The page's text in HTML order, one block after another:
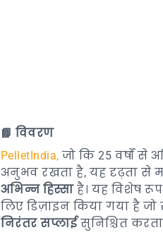
📘 विवरण
PelletIndia, जो कि 25 वर्षों से
अनुभव रखता है, यह दृढ़ता से
अभिन्न हिस्साहै। यह विशेष
लिए डिज़ाइन किया गया है
निरंतर सप्लाईसुनिश्चित करता